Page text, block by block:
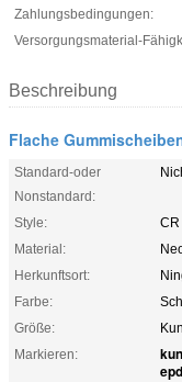
Zahlungsbedingungen:
Versorgungsmaterial-
Beschreibung
Flache
Standard-oder
Nonstandard:
Style:
CR
Material:
Herkunftsort:
Farbe:
Größe:
Markieren: